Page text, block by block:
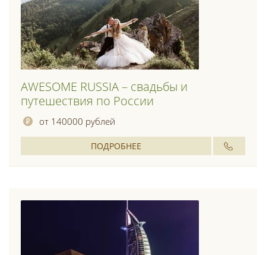
AWESOME RUSSIA – свадьбы и
путешествия по России
от 140000 рублей
ПОДРОБНЕЕ